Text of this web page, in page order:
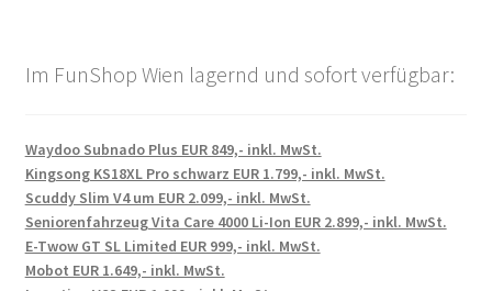
Im FunShop Wien lagernd und sofort verfügbar:
Waydoo Subnado Plus EUR 849,- inkl. MwSt.
Kingsong KS18XL Pro schwarz EUR 1.799,- inkl. MwSt.
Scuddy Slim V4 um EUR 2.099,- inkl. MwSt.
Seniorenfahrzeug Vita Care 4000 Li-Ion EUR 2.899,- inkl. MwSt.
E-Twow GT SL Limited EUR 999,- inkl. MwSt.
Mobot EUR 1.649,- inkl. MwSt.